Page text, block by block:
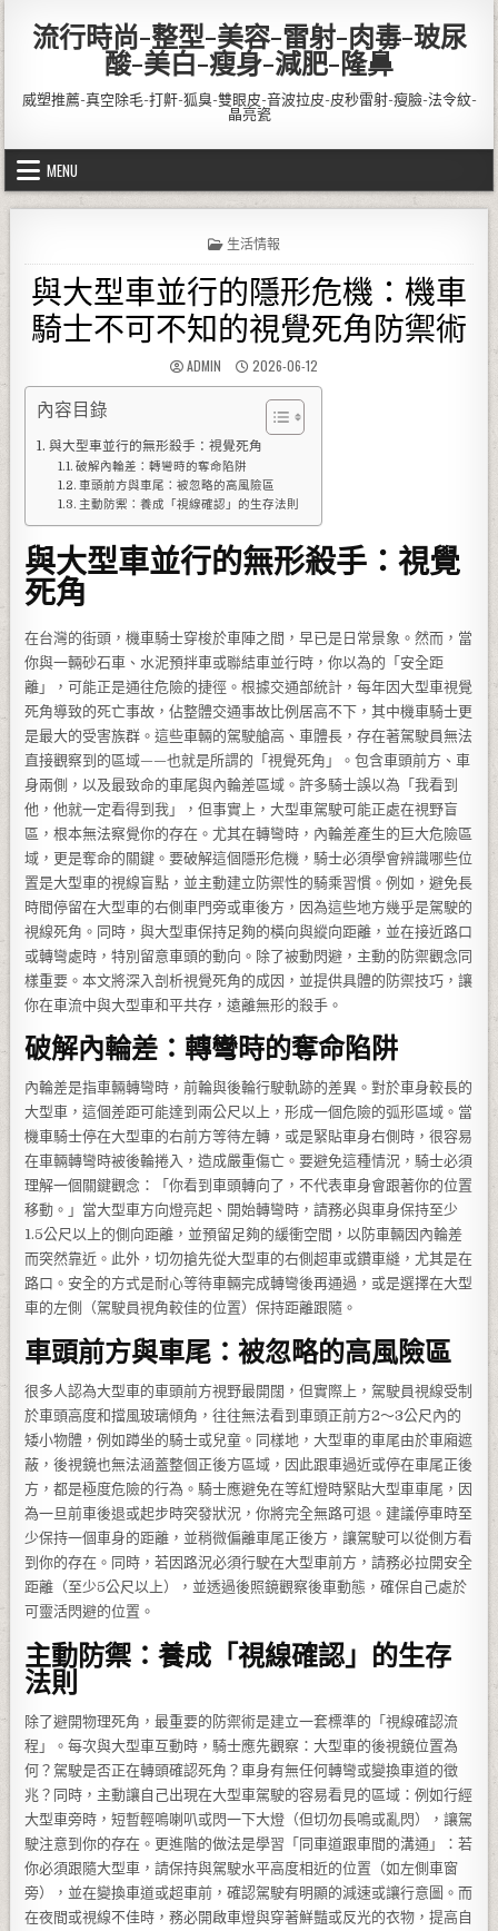
流行時尚-整型-美容-雷射-肉毒-玻尿
酸-美白-瘦身-減肥-隆鼻
威塑推薦-真空除毛-打鼾-狐臭-雙眼皮-音波拉皮-皮秒雷射-瘦臉-法令紋-
晶亮瓷
MENU
POSTED IN
生活情報
與大型車並行的隱形危機：機車
騎士不可不知的視覺死角防禦術
AUTHOR:
ADMIN PUBLISHED DATE:
2026-06-12
內容目錄
與大型車並行的無形殺手：視覺死角
破解內輪差：轉彎時的奪命陷阱
車頭前方與車尾：被忽略的高風險區
主動防禦：養成「視線確認」的生存法則
與大型車並行的無形殺手：視覺
死角
在台灣的街頭，機車騎士穿梭於車陣之間，早已是日常景象。然而，當
你與一輛砂石車、水泥預拌車或聯結車並行時，你以為的「安全距
離」，可能正是通往危險的捷徑。根據交通部統計，每年因大型車視覺
死角導致的死亡事故，佔整體交通事故比例居高不下，其中機車騎士更
是最大的受害族群。這些車輛的駕駛艙高、車體長，存在著駕駛員無法
直接觀察到的區域——也就是所謂的「視覺死角」。包含車頭前方、車
身兩側，以及最致命的車尾與內輪差區域。許多騎士誤以為「我看到
他，他就一定看得到我」，但事實上，大型車駕駛可能正處在視野盲
區，根本無法察覺你的存在。尤其在轉彎時，內輪差產生的巨大危險區
域，更是奪命的關鍵。要破解這個隱形危機，騎士必須學會辨識哪些位
置是大型車的視線盲點，並主動建立防禦性的騎乘習慣。例如，避免長
時間停留在大型車的右側車門旁或車後方，因為這些地方幾乎是駕駛的
視線死角。同時，與大型車保持足夠的橫向與縱向距離，並在接近路口
或轉彎處時，特別留意車頭的動向。除了被動閃避，主動的防禦觀念同
樣重要。本文將深入剖析視覺死角的成因，並提供具體的防禦技巧，讓
你在車流中與大型車和平共存，遠離無形的殺手。
破解內輪差：轉彎時的奪命陷阱
內輪差是指車輛轉彎時，前輪與後輪行駛軌跡的差異。對於車身較長的
大型車，這個差距可能達到兩公尺以上，形成一個危險的弧形區域。當
機車騎士停在大型車的右前方等待左轉，或是緊貼車身右側時，很容易
在車輛轉彎時被後輪捲入，造成嚴重傷亡。要避免這種情況，騎士必須
理解一個關鍵觀念：「你看到車頭轉向了，不代表車身會跟著你的位置
移動。」當大型車方向燈亮起、開始轉彎時，請務必與車身保持至少
1.5公尺以上的側向距離，並預留足夠的緩衝空間，以防車輛因內輪差
而突然靠近。此外，切勿搶先從大型車的右側超車或鑽車縫，尤其是在
路口。安全的方式是耐心等待車輛完成轉彎後再通過，或是選擇在大型
車的左側（駕駛員視角較佳的位置）保持距離跟隨。
車頭前方與車尾：被忽略的高風險區
很多人認為大型車的車頭前方視野最開闊，但實際上，駕駛員視線受制
於車頭高度和擋風玻璃傾角，往往無法看到車頭正前方2～3公尺內的
矮小物體，例如蹲坐的騎士或兒童。同樣地，大型車的車尾由於車廂遮
蔽，後視鏡也無法涵蓋整個正後方區域，因此跟車過近或停在車尾正後
方，都是極度危險的行為。騎士應避免在等紅燈時緊貼大型車車尾，因
為一旦前車後退或起步時突發狀況，你將完全無路可退。建議停車時至
少保持一個車身的距離，並稍微偏離車尾正後方，讓駕駛可以從側方看
到你的存在。同時，若因路況必須行駛在大型車前方，請務必拉開安全
距離（至少5公尺以上），並透過後照鏡觀察後車動態，確保自己處於
可靈活閃避的位置。
主動防禦：養成「視線確認」的生存
法則
除了避開物理死角，最重要的防禦術是建立一套標準的「視線確認流
程」。每次與大型車互動時，騎士應先觀察：大型車的後視鏡位置為
何？駕駛是否正在轉頭確認死角？車身有無任何轉彎或變換車道的徵
兆？同時，主動讓自己出現在大型車駕駛的容易看見的區域：例如行經
大型車旁時，短暫輕鳴喇叭或閃一下大燈（但切勿長鳴或亂閃），讓駕
駛注意到你的存在。更進階的做法是學習「同車道跟車間的溝通」：若
你必須跟隨大型車，請保持與駕駛水平高度相近的位置（如左側車窗
旁），並在變換車道或超車前，確認駕駛有明顯的減速或讓行意圖。而
在夜間或視線不佳時，務必開啟車燈與穿著鮮豔或反光的衣物，提高自